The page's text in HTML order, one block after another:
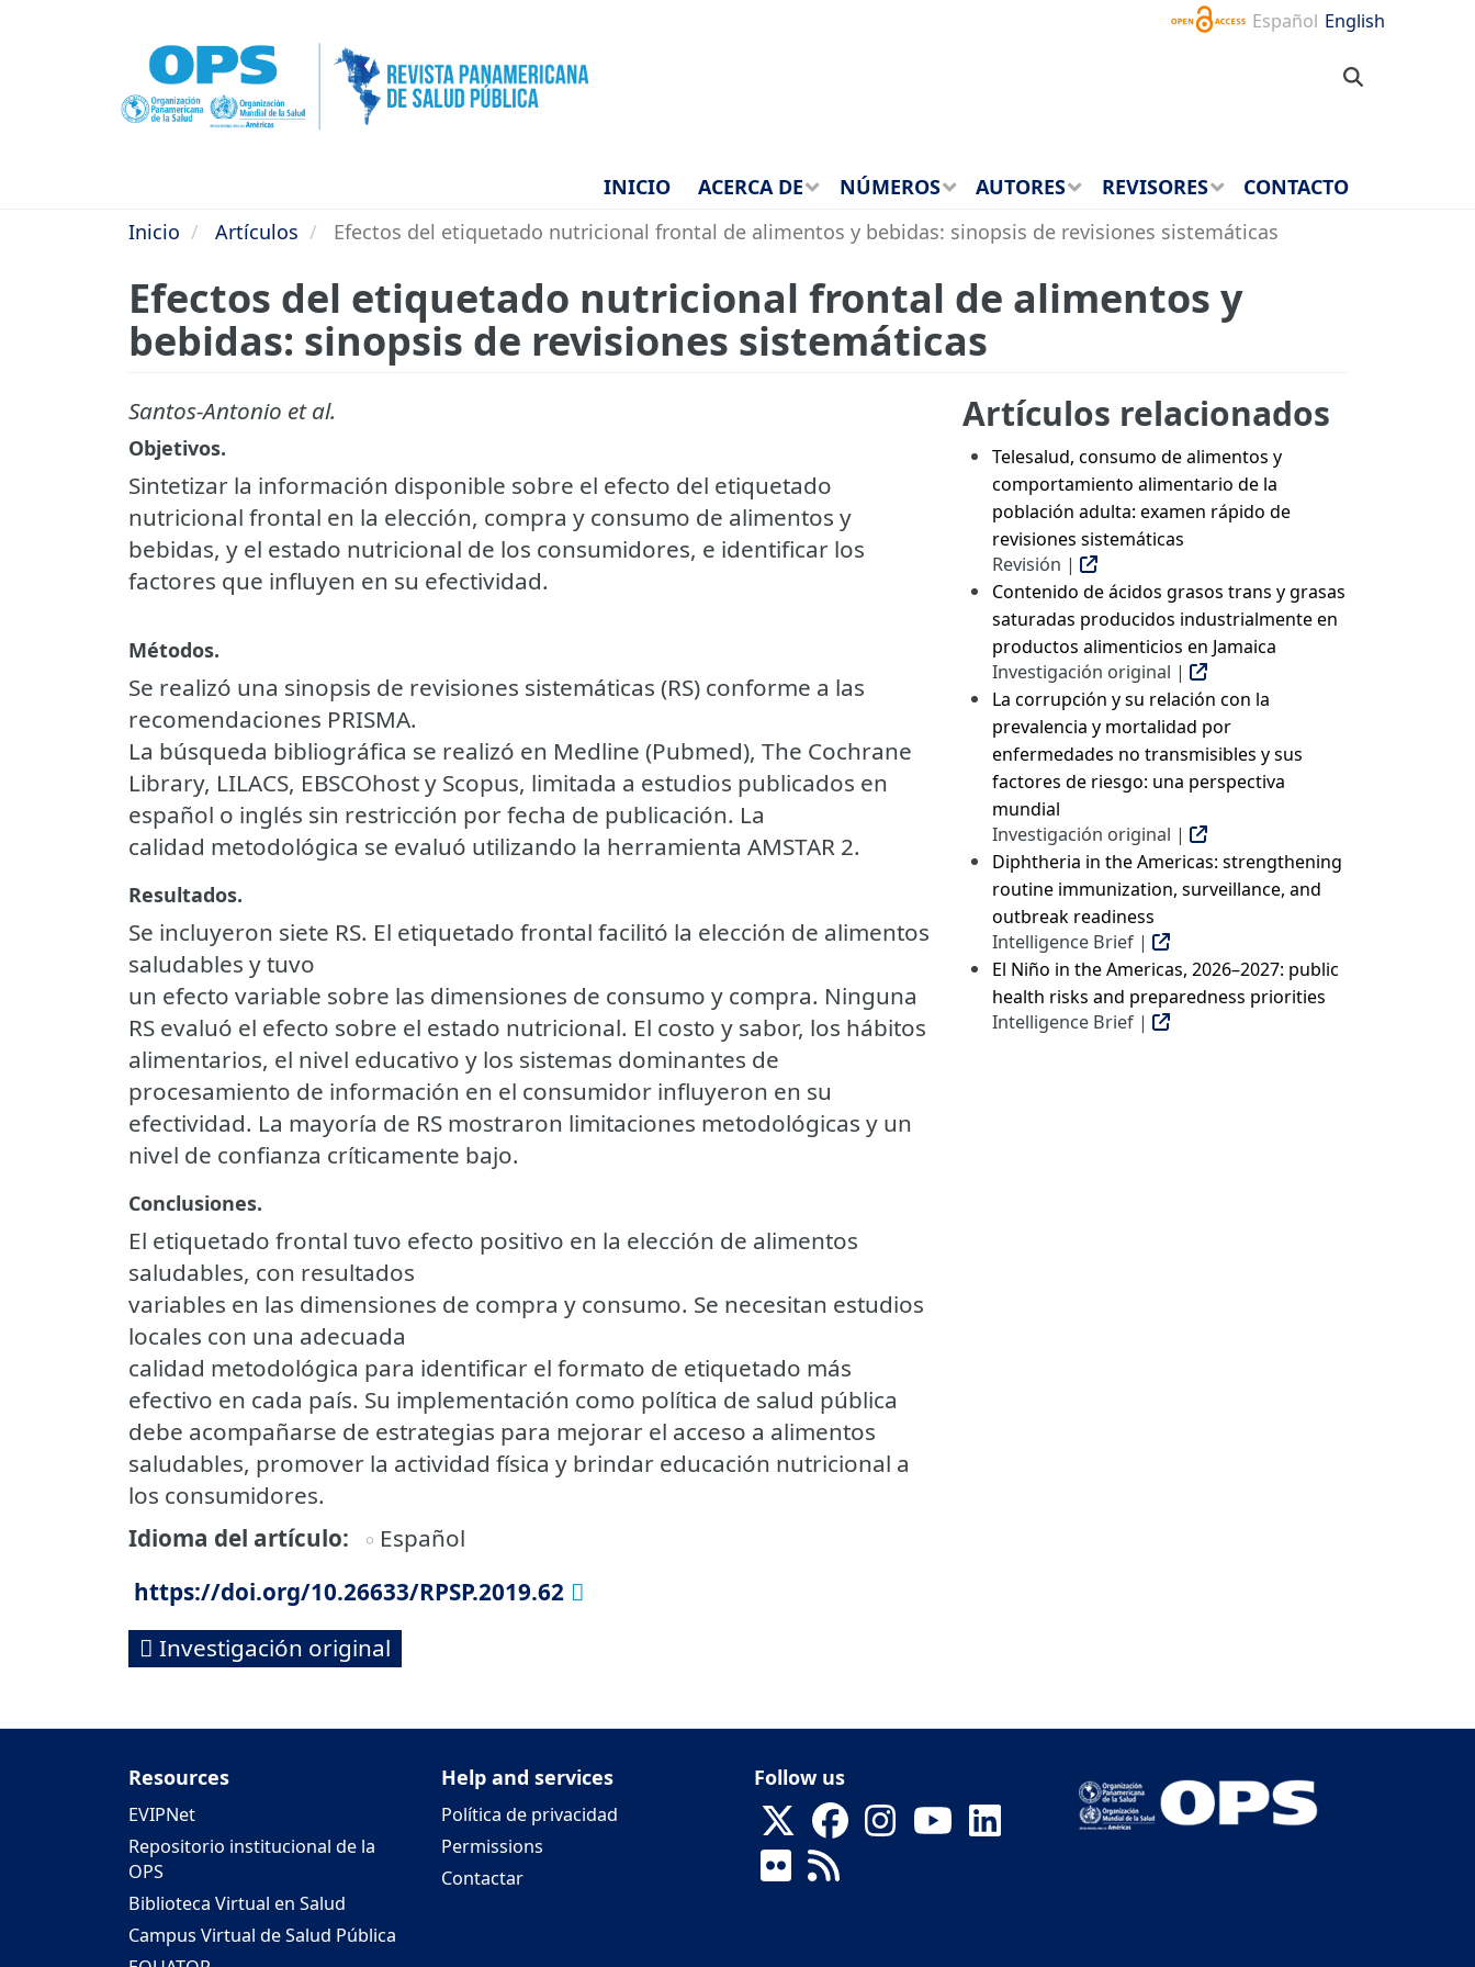
Español English
INICIO ACERCA DE NÚMEROS AUTORES REVISORES
CONTACTO
Inicio
Artículos Efectos del etiquetado nutricional frontal de alimentos y bebidas: sinopsis de revisiones sistemáticas
Efectos del etiquetado nutricional frontal de alimentos y
bebidas: sinopsis de revisiones sistemáticas
Santos-Antonio et al.
Objetivos.
Sintetizar la información disponible sobre el efecto del etiquetado
nutricional frontal en la elección, compra y consumo de alimentos y
bebidas, y el estado nutricional de los consumidores, e identificar los
factores que influyen en su efectividad.
Métodos.
Se realizó una sinopsis de revisiones sistemáticas (RS) conforme a las
recomendaciones PRISMA.
La búsqueda bibliográfica se realizó en Medline (Pubmed), The Cochrane
Library, LILACS, EBSCOhost y Scopus, limitada a estudios publicados en
español o inglés sin restricción por fecha de publicación. La
calidad metodológica se evaluó utilizando la herramienta AMSTAR 2.
Resultados.
Se incluyeron siete RS. El etiquetado frontal facilitó la elección de alimentos
saludables y tuvo
un efecto variable sobre las dimensiones de consumo y compra. Ninguna
RS evaluó el efecto sobre el estado nutricional. El costo y sabor, los hábitos
alimentarios, el nivel educativo y los sistemas dominantes de
procesamiento de información en el consumidor influyeron en su
efectividad. La mayoría de RS mostraron limitaciones metodológicas y un
nivel de confianza críticamente bajo.
Conclusiones.
El etiquetado frontal tuvo efecto positivo en la elección de alimentos
saludables, con resultados
variables en las dimensiones de compra y consumo. Se necesitan estudios
locales con una adecuada
calidad metodológica para identificar el formato de etiquetado más
efectivo en cada país. Su implementación como política de salud pública
debe acompañarse de estrategias para mejorar el acceso a alimentos
saludables, promover la actividad física y brindar educación nutricional a
los consumidores.
Idioma del artículo
Español
https://doi.org/10.26633/RPSP.2019.62
Investigación original
Artículos relacionados
Telesalud, consumo de alimentos y
comportamiento alimentario de la
población adulta: examen rápido de
revisiones sistemáticas
Revisión |
Contenido de ácidos grasos trans y grasas
saturadas producidos industrialmente en
productos alimenticios en Jamaica
Investigación original |
La corrupción y su relación con la
prevalencia y mortalidad por
enfermedades no transmisibles y sus
factores de riesgo: una perspectiva
mundial
Investigación original |
Diphtheria in the Americas: strengthening
routine immunization, surveillance, and
outbreak readiness
Intelligence Brief |
El Niño in the Americas, 2026–2027: public
health risks and preparedness priorities
Intelligence Brief |
Resources
EVIPNet
Repositorio institucional de la
OPS
Biblioteca Virtual en Salud
Campus Virtual de Salud Pública
Help and services
Política de privacidad
Permissions
Contactar
Follow us